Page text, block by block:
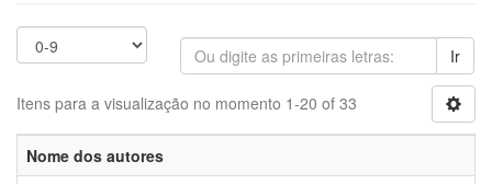
Ir
Itens para a visualização no momento 1-20 of 33
Nome dos autores